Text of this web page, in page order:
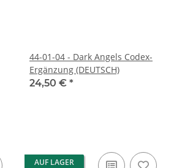
44-01-04 - Dark Angels Codex-
Ergänzung (DEUTSCH)
24,50 € *
AUF LAGER